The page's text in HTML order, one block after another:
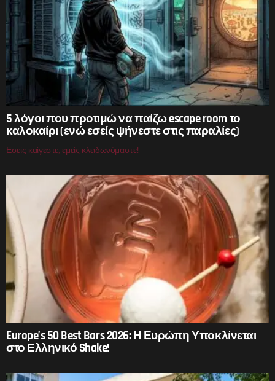
5 λόγοι που προτιμώ να παίζω escape room το
καλοκαίρι (ενώ εσείς ψήνεστε στις παραλίες)
Εσείς καίγεστε, εμείς κλειδωνόμαστε!
Europe’s 50 Best Bars 2026: Η Ευρώπη Υποκλίνεται
στο Ελληνικό Shake!